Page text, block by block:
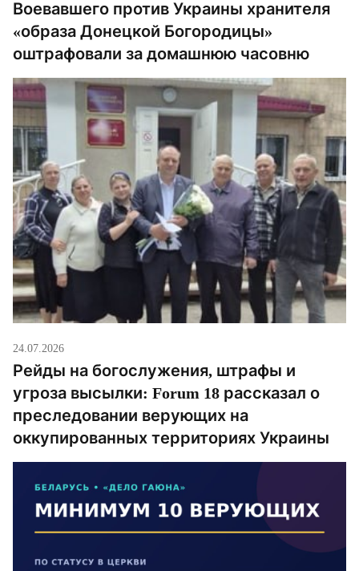
Воевавшего против Украины хранителя
«образа Донецкой Богородицы»
оштрафовали за домашнюю часовню
24.07.2026
Рейды на богослужения, штрафы и
угроза высылки: Forum 18 рассказал о
преследовании верующих на
оккупированных территориях Украины